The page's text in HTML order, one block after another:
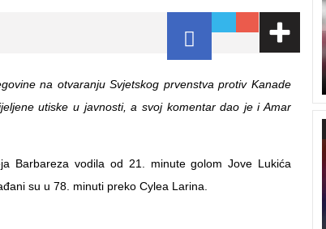
na otvaranju Svjetskog prvenstva protiv Kanade
utiske u javnosti, a svoj komentar dao je i Amar
Barbareza vodila od 21. minute golom Jove Lukića
su u 78. minuti preko Cylea Larina.